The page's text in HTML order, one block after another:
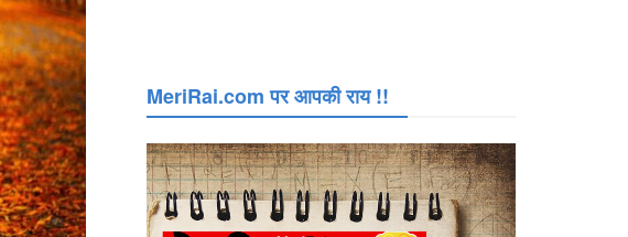
MeriRai.com पर आपकी राय !!